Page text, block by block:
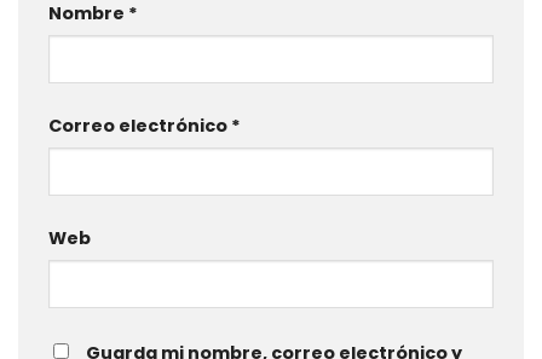
Nombre *
Correo electrónico *
Web
Guarda mi nombre, correo electrónico y